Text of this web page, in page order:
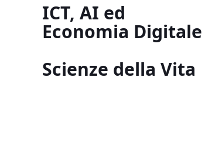
ICT, AI ed
Economia Digitale
Scienze della Vita